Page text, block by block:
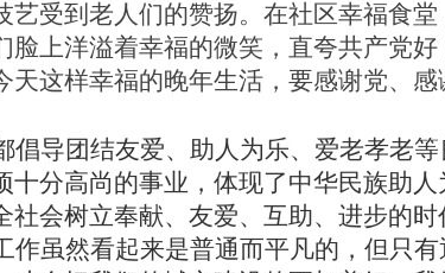
艺受到老人们的赞扬。在社区幸福食堂
脸上洋溢着幸福的微笑，直夸共产党
天这样幸福的晚年生活，要感谢党、感
倡导团结友爱、助人为乐、 爱老孝老等
十分高尚的事业 ， 体现了中华民族助
社会树立奉献、友爱、互助、进步的时
作虽然看起来是普通而平凡的， 但只